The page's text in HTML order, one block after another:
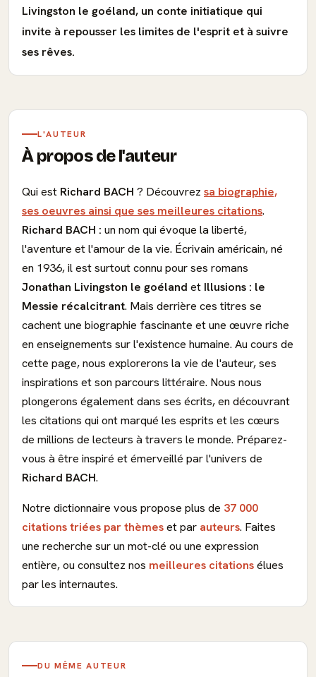
Livingston le goéland, un conte initiatique qui
invite à repousser les limites de l'esprit et à suivre
ses rêves.
L'AUTEUR
À propos de l'auteur
Qui est Richard BACH ? Découvrez sa biographie,
ses oeuvres ainsi que ses meilleures citations.
Richard BACH : un nom qui évoque la liberté,
l'aventure et l'amour de la vie. Écrivain américain, né
en 1936, il est surtout connu pour ses romans
Jonathan Livingston le goéland et Illusions : le
Messie récalcitrant. Mais derrière ces titres se
cachent une biographie fascinante et une œuvre riche
en enseignements sur l'existence humaine. Au cours de
cette page, nous explorerons la vie de l'auteur, ses
inspirations et son parcours littéraire. Nous nous
plongerons également dans ses écrits, en découvrant
les citations qui ont marqué les esprits et les cœurs
de millions de lecteurs à travers le monde. Préparez-
vous à être inspiré et émerveillé par l'univers de
Richard BACH.
Notre dictionnaire vous propose plus de 37 000
citations triées par thèmeset par auteurs. Faites
une recherche sur un mot-clé ou une expression
entière, ou consultez nos meilleures citationsélues
par les internautes.
DU MÊME AUTEUR